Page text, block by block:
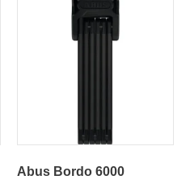
Abus Bordo 6000